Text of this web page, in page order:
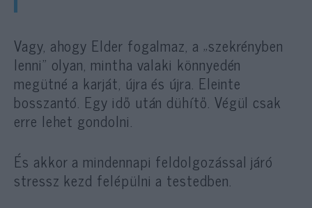
Vagy, ahogy Elder fogalmaz, a „szekrényben
lenni” olyan, mintha valaki könnyedén
megütné a karját, újra és újra. Eleinte
bosszantó. Egy idő után dühítő. Végül csak
erre lehet gondolni.
És akkor a mindennapi feldolgozással járó
stressz kezd felépülni a testedben.